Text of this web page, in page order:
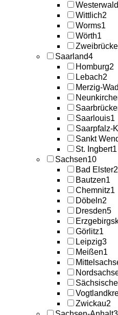
Wittlich2
Worms1
Wörth1
Saarland4
Homburg2
Lebach2
Merzig-
Saarlouis1
Saarpfalz-
Sankt
St. Ingbert1
Sachsen10
Bad Elster2
Bautzen1
Chemnitz1
Döbeln2
Dresden5
Görlitz1
Leipzig3
Meißen1
Zwickau2